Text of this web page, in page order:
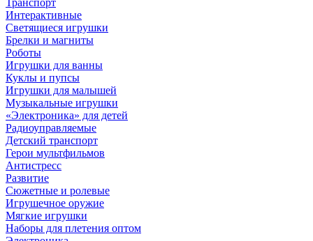
Транспорт
Интерактивные
Светящиеся игрушки
Брелки и магниты
Роботы
Игрушки для ванны
Куклы и пупсы
Игрушки для малышей
Музыкальные игрушки
«Электроника» для детей
Радиоуправляемые
Детский транспорт
Герои мультфильмов
Антистресс
Развитие
Сюжетные и ролевые
Игрушечное оружие
Мягкие игрушки
Наборы для плетения оптом